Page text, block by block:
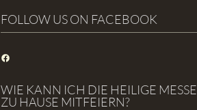
FOLLOW US ON FACEBOOK
Facebook
WIE KANN ICH DIE HEILIGE MESSE
ZU HAUSE MITFEIERN?